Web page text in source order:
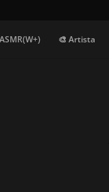
🎨 Artista